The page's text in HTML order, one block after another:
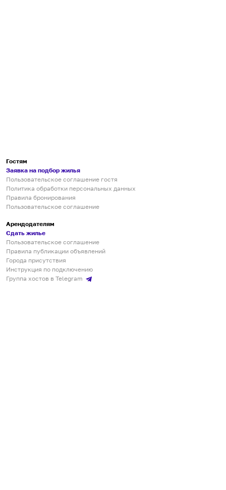
Гостям
Заявка на подбор жилья
Пользовательское соглашение гостя
Политика обработки персональных данных
Правила бронирования
Пользовательское соглашение
Арендодателям
Сдать жилье
Пользовательское соглашение
Правила публикации объявлений
Города присутствия
Инструкция по подключению
Группа хостов в Telegram